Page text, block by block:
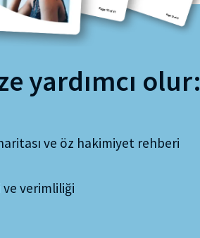
yardımcı olur:
ve öz hakimiyet rehberi
verimliliği